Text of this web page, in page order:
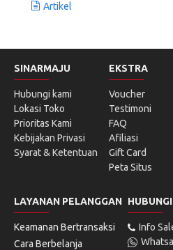
Artikel
SINARMAJU
Hubungi kami
Lokasi Toko
Prioritas Kami
Kebijakan Privasi
Syarat & Ketentuan
EKSTRA
Voucher
Testimoni
FAQ
Afiliasi
Gift Card
Peta Situs
LAYANAN PELANGGAN
Keamanan Bertransaksi
Cara Berbelanja
Info